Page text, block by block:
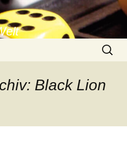
Suchen
nach:
Black Lion